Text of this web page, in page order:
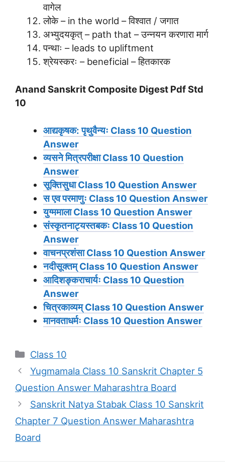
वागेल
लोके – in the world – विश्वात / जगात
अभ्युदयकृत् – path that – उन्नयन करणारा मार्ग
पन्थाः – leads to upliftment
श्रेयस्करः – beneficial – हितकारक
Anand Sanskrit Composite Digest Pdf Std
10
आद्यकृषक: पृथुवैन्यः Class 10 Question
Answer
व्यसने मित्रपरीक्षा Class 10 Question
Answer
सूक्तिसुधा Class 10 Question Answer
स एव परमाणुः Class 10 Question Answer
युग्ममाला Class 10 Question Answer
संस्कृतनाट्यस्तबकः Class 10 Question
Answer
वाचनप्रशंसा Class 10 Question Answer
नदीसूक्तम् Class 10 Question Answer
आदिशङ्कराचार्यः Class 10 Question
Answer
चित्रकाव्यम् Class 10 Question Answer
मानवताधर्मः Class 10 Question Answer
Categories
Class 10
Yugmamala Class 10 Sanskrit Chapter 5
Question Answer Maharashtra Board
Sanskrit Natya Stabak Class 10 Sanskrit
Chapter 7 Question Answer Maharashtra
Board